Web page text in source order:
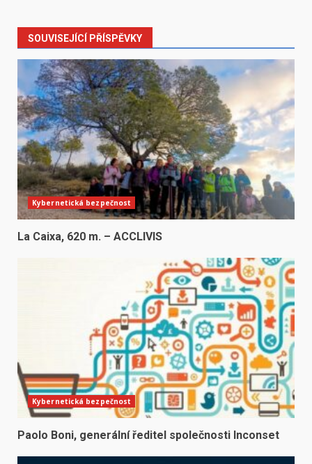
SOUVISEJÍCÍ PŘÍSPĚVKY
Kybernetická bezpečnost
La Caixa, 620 m. – ACCLIVIS
Kybernetická bezpečnost
Paolo Boni, generální ředitel společnosti Inconset